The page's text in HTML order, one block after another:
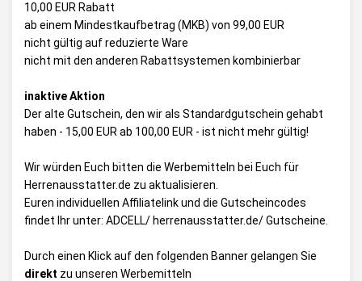
10,00 EUR Rabatt
ab einem Mindestkaufbetrag (MKB) von 99,00 EUR
nicht gültig auf reduzierte Ware
nicht mit den anderen Rabattsystemen kombinierbar
inaktive Aktion
Der alte Gutschein, den wir als Standardgutschein gehabt
haben - 15,00 EUR ab 100,00 EUR - ist nicht mehr gültig!
Wir würden Euch bitten die Werbemitteln bei Euch für
Herrenausstatter.de zu aktualisieren.
Euren individuellen Affiliatelink und die Gutscheincodes
findet Ihr unter: ADCELL/ herrenausstatter.de/ Gutscheine
Durch einen Klick auf den folgenden Banner gelangen Sie
direkt zu unseren Werbemitteln